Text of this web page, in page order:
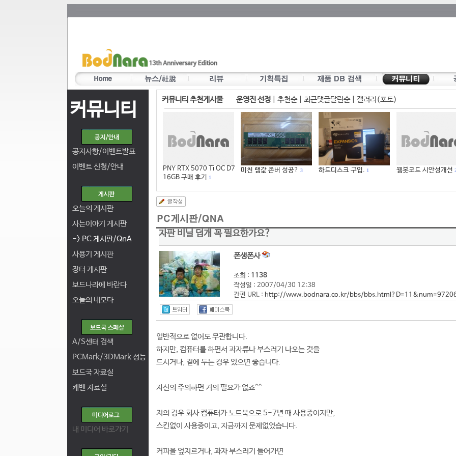
커뮤니티
공지사항/이벤트발표
이벤트 신청/안내
오늘의 게시판
사는이야기 게시판
-> PC 게시판/QnA
사용기 게시판
장터 게시판
보드나라에 바란다
오늘의 네모다
A/S센터 검색
PCMark/3DMark 성능
보드국 자료실
케벤 자료실
내 미디어 바로가기
커뮤니티 추천게시물 운영진 선정 추천순| 최근댓글달린순| 갤러리(포토)
PNY RTX 5070 Ti OC D7
16GB 구매 후기
1
미친 램값 존버 성공? 3 하드디스크 구입. 1 웹봇코드 시안성개선 2
자판 비닐 덥개 꼭 필요한가요?
폰생폰사
조회 : 1138
작성일 : 2007/04/30 12:38
간편 URL : http://www.bodnara.co.kr/bbs/
일반적으로 없어도 무관합니다.
하지만, 컴퓨터를 하면서 과자류나 부스러기 나오는 것을
드시거나, 곁에 두는 경우 있으면 좋습니다.
자신의 주의하면 거의 필요가 없죠^^
저의 경우 회사 컴퓨터가 노트북으로 5-7년 때 사용중이지만,
스킨없이 사용중이고, 지금까지 문제없었습니다.
커피을 엎지르거나, 과자 부스러기 들어가면